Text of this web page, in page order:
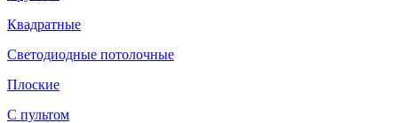
Квадратные
Светодиодные потолочные
Плоские
С пультом